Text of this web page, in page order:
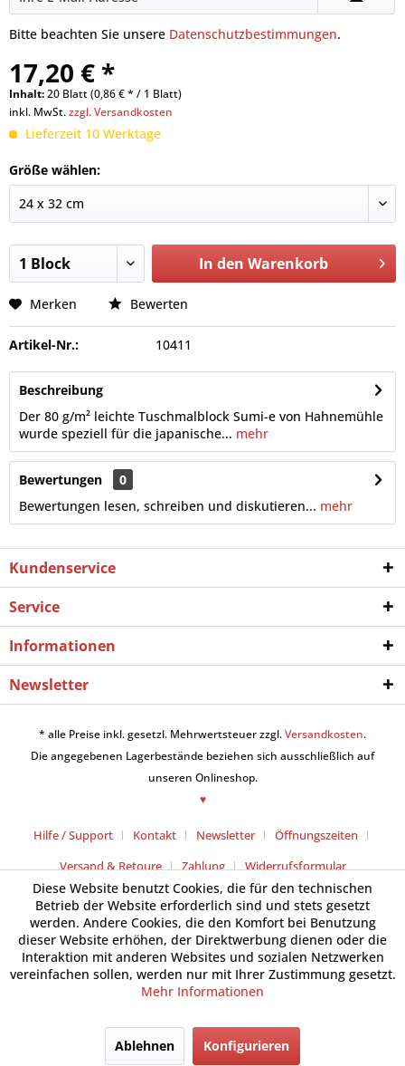
Bitte beachten Sie unsere Datenschutzbestimmungen.
17,20 € *
Inhalt:20 Blatt (0,86 € * / 1 Blatt)
inkl. MwSt.zzgl. Versandkosten
Lieferzeit 10 Werktage
Größe wählen:
In den Warenkorb
Merken Bewerten
Artikel-Nr.: 10411
Beschreibung
Der 80 g/m² leichte Tuschmalblock Sumi-e von Hahnemühle
wurde speziell für die japanische... mehr
Bewertungen
0
Bewertungen lesen, schreiben und diskutieren... mehr
Kundenservice
Service
Informationen
Newsletter
* alle Preise inkl. gesetzl. Mehrwertsteuer zzgl.Versandkosten.
Die angegebenen Lagerbestände beziehen sich ausschließlich auf
unseren Onlineshop.
♥
Hilfe / Support Kontakt Newsletter
Öffnungszeiten
Versand & Retoure
Zahlung Widerrufsformular
Diese Website benutzt Cookies, die für den technischen
Betrieb der Website erforderlich sind und stets gesetzt
werden. Andere Cookies, die den Komfort bei Benutzung
dieser Website erhöhen, der Direktwerbung dienen oder die
Interaktion mit anderen Websites und sozialen Netzwerken
vereinfachen sollen, werden nur mit Ihrer Zustimmung gesetzt.
Mehr Informationen
Ablehnen Konfigurieren